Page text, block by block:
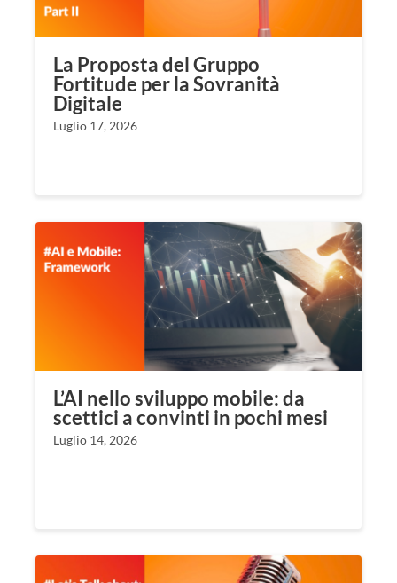
La Proposta del Gruppo
Fortitude per la Sovranità
Digitale
Luglio 17, 2026
L’AI nello sviluppo mobile: da
scettici a convinti in pochi mesi
Luglio 14, 2026